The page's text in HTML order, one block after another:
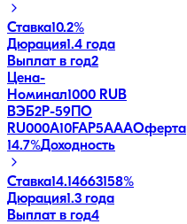
Ставка10.2%
Дюрация1.4 года
Выплат в год2
Цена-
Номинал1000 RUB
ВЭБ2Р-59ПО
RU000A10FAP5AAAОферта
14.7%Доходность
Ставка14.14663158%
Дюрация1.3 года
Выплат в год4